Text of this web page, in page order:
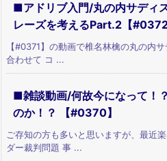
■アドリブ入門/丸の内サディ
レーズを考えるPart.2【#0372
【#0371】の動画で椎名林檎の丸の内
合わせて コ ...
■雑談動画/何故今になって！
のか！？ 【#0370】
ご存知の方も多いと思いますが、最近
ダー裁判問題 事 ...